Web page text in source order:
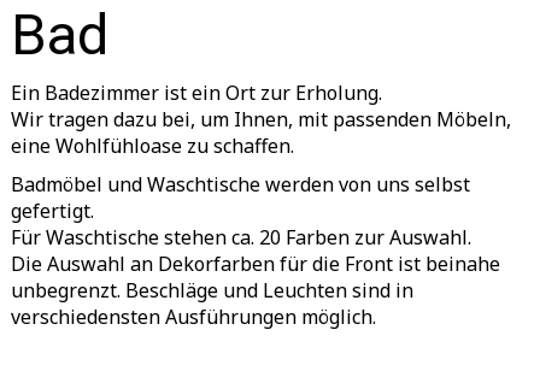
Bad
Ein Badezimmer ist ein Ort zur Erholung.
Wir tragen dazu bei, um Ihnen, mit passenden Möbeln,
eine Wohlfühloase zu schaffen.
Badmöbel und Waschtische werden von uns selbst
gefertigt.
Für Waschtische stehen ca. 20 Farben zur Auswahl.
Die Auswahl an Dekorfarben für die Front ist beinahe
unbegrenzt. Beschläge und Leuchten sind in
verschiedensten Ausführungen möglich.